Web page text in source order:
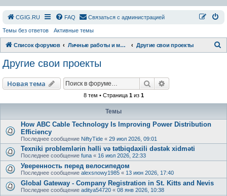
СGIG.RU FAQ Связаться с администрацией
Темы без ответов Активные темы
Список форумов Личные работы и модификации Другие свои проекты
Другие свои проекты
Новая тема Поиск
8 тем • Страница 1из 1
Темы
How ABC Cable Technology Is Improving Power Distribution
Efficiency
Последнее сообщение NiftyTide « 29 июл 2026, 09:01
Texniki problemlərin həlli və tətbiqdaxili dəstək xidməti
Последнее сообщение funa « 16 июл 2026, 22:33
Уверенность перед велосипедом
Последнее сообщение alexsnowy1985 « 13 июн 2026, 17:40
Global Gateway - Company Registration in St. Kitts and Nevis
Последнее сообщение aditya54720 « 08 янв 2026, 10:38